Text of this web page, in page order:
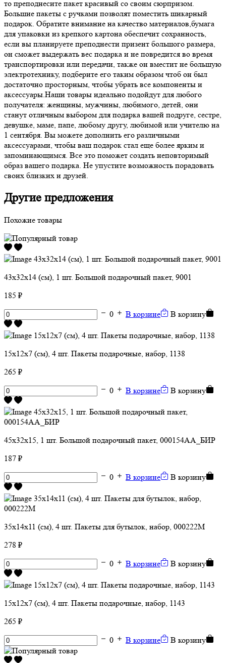
то преподнесите пакет красивый со своим сюрпризом.
Большие пакеты с ручками позволят поместить шикарный
подарок. Обратите внимание на качество материалов,бумага
для упаковки из крепкого картона обеспечит сохранность,
если вы планируете преподнести призент большого размера,
он сможет выдержать вес подарка и не повредится во время
транспортировки или передачи, также он вместит не большую
электротехнику, подберите его таким образом чтоб он был
достаточно просторным, чтобы убрать все компоненты и
аксессуары.Наши товары идеально подойдут для любого
получателя: женщины, мужчины, любимого, детей, они
станут отличным выбором для подарка вашей подруге, сестре,
девушке, маме, папе, любому другу, любимой или учителю на
1 сентября. Вы можете дополнить его различными
аксессуарами, чтобы ваш подарок стал еще более ярким и
запоминающимся. Все это поможет создать неповторимый
образ вашего подарка. Не упустите возможность порадовать
своих близких и друзей.
Другие предложения
Похожие товары
43х32х14 (см), 1 шт. Большой подарочный пакет, 9001
185 ₽
0
В корзине В корзину
15х12х7 (см), 4 шт. Пакеты подарочные, набор, 1138
265 ₽
0
В корзине В корзину
45х32х15, 1 шт. Большой подарочный пакет, 000154АА_БИР
187 ₽
0
В корзине В корзину
35х14х11 (см), 4 шт. Пакеты для бутылок, набор, 000222M
278 ₽
0
В корзине В корзину
15х12х7 (см), 4 шт. Пакеты подарочные, набор, 1143
265 ₽
0
В корзине В корзину